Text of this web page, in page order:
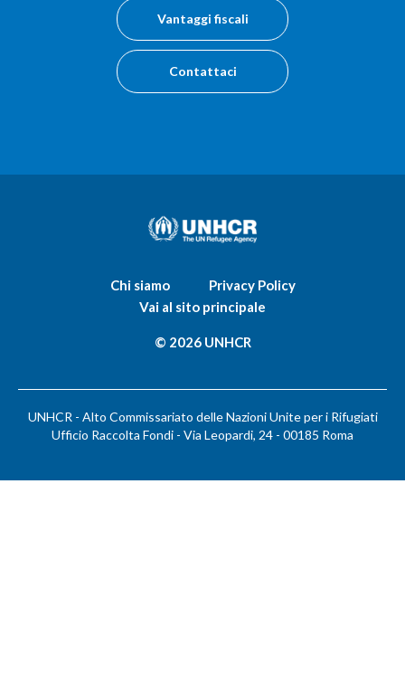
Vantaggi fiscali
Contattaci
Chi siamo
Privacy Policy
Vai al sito principale
© 2026 UNHCR
UNHCR - Alto Commissariato delle Nazioni Unite per i Rifugiati
Ufficio Raccolta Fondi - Via Leopardi, 24 - 00185 Roma